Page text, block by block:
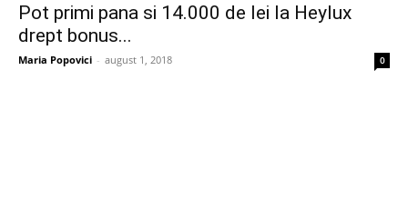
Pot primi pana si 14.000 de lei la Heylux
drept bonus...
Maria Popovici - august 1, 2018 0